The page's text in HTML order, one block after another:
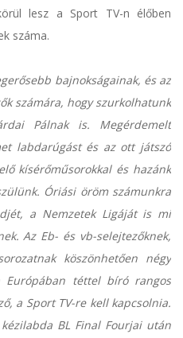
lesz a Sport TV-n élőben
száma.
bajnokságainak, és az
számára, hogy szurkolhatunk
Pálnak is. Megérdemelt
labdarúgást és az ott játszó
kísérőműsorokkal és hazánk
Óriási öröm számunkra
a Nemzetek Ligáját is mi
Az Eb- és vb-selejtezőknek,
köszönhetően négy
téttel bíró rangos
a Sport TV-re kell kapcsolnia.
BL Final Fourjai után